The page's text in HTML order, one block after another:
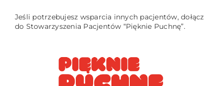
Jeśli potrzebujesz wsparcia innych pacjentów, dołącz
do Stowarzyszenia Pacjentów “Pięknie Puchnę”.